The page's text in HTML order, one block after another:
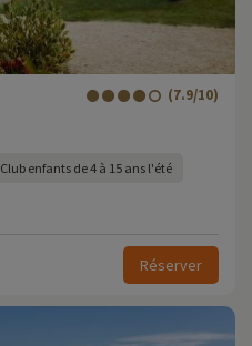
(7.9/10)
Club enfants de 4 à 15 ans l'été
Réserver